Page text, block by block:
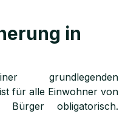
in
grundlegenden
für alle Einwohner von
obligatorisch.